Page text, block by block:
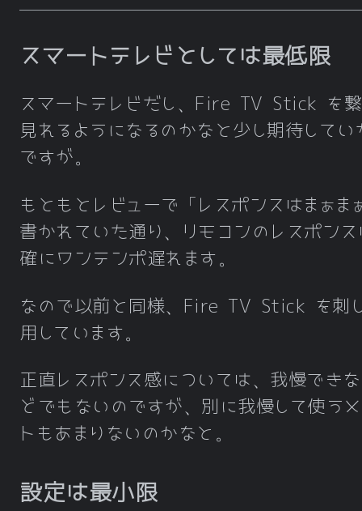
スマートテレビとしては最低限
スマートテレビだし、Fire TV Stick を
見れるようになるのかなと少し期待してい
ですが。
もともとレビューで「レスポンスはまぁま
書かれていた通り、リモコンのレスポンス
確にワンテンポ遅れます。
なので以前と同様、Fire TV Stick を刺
用しています。
正直レスポンス感については、我慢でき
どでもないのですが、別に我慢して使う
トもあまりないのかなと。
設定は最小限